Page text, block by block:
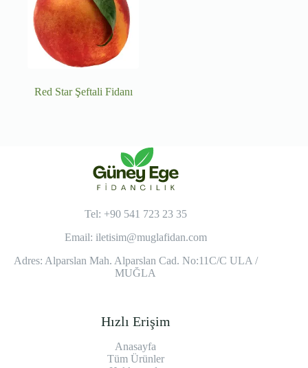
Red Star Şeftali Fidanı
Tel: +90 541 723 23 35
Email: iletisim@muglafidan.com
Adres: Alparslan Mah. Alparslan Cad. No:11C/C ULA /
MUĞLA
Hızlı Erişim
Anasayfa
Tüm Ürünler